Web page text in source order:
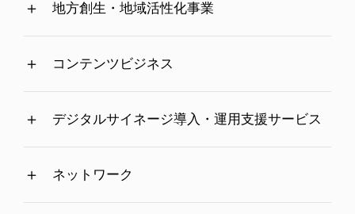
地方創生・地域活性化事業
コンテンツビジネス
デジタルサイネージ導入・運用支援サービス
ネットワーク